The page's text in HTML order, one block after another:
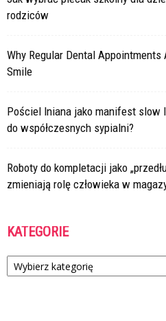
rodziców
Why Regular Dental
Smile
Pościel lniana jako manifest slow
do współczesnych sypialni?
Roboty do kompletacji jako
zmieniają rolę człowieka w
KATEGORIE
Kategorie